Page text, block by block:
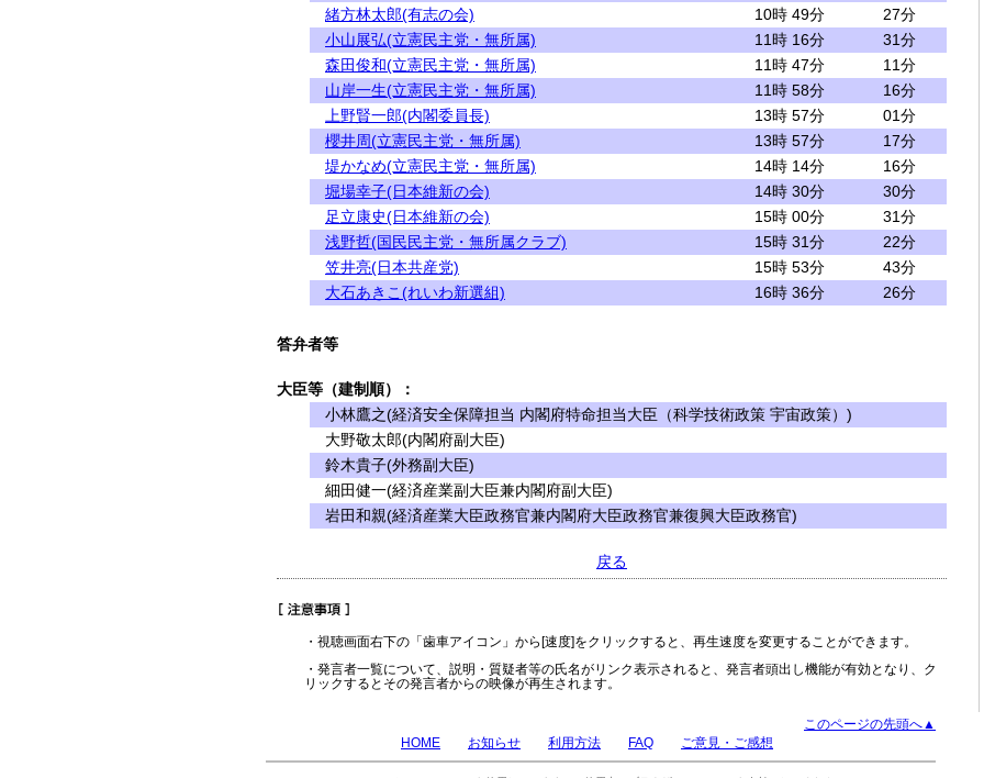
緒方林太郎(有志の会)
10時 49分
27分
小山展弘(立憲民主党・無所属)
11時 16分
31分
森田俊和(立憲民主党・無所属)
11時 47分
11分
山岸一生(立憲民主党・無所属)
11時 58分
16分
上野賢一郎(内閣委員長)
13時 57分
01分
櫻井周(立憲民主党・無所属)
13時 57分
17分
堤かなめ(立憲民主党・無所属)
14時 14分
16分
堀場幸子(日本維新の会)
14時 30分
30分
足立康史(日本維新の会)
15時 00分
31分
浅野哲(国民民主党・無所属クラブ)
15時 31分
22分
笠井亮(日本共産党)
15時 53分
43分
大石あきこ(れいわ新選組)
16時 36分 26分
答弁者等
大臣等（建制順）：
小林鷹之(経済安全保障担当 内閣府特命担当大臣（科学技術政策 宇宙政策）)
大野敬太郎(内閣府副大臣)
鈴木貴子(外務副大臣)
細田健一(経済産業副大臣兼内閣府副大臣)
岩田和親(経済産業大臣政務官兼内閣府大臣政務官兼復興大臣政務官)
戻る
・視聴画面右下の「歯車アイコン」から[速度]をクリックすると、再生速度を変更することができます。
・発言者一覧について、説明・質疑者等の氏名がリンク表示されると、発言者頭出し機能が有効となり、ク
リックするとその発言者からの映像が再生されます。
このページの先頭へ▲
HOME
お知らせ 利用方法 FAQ ご意見・ご感想